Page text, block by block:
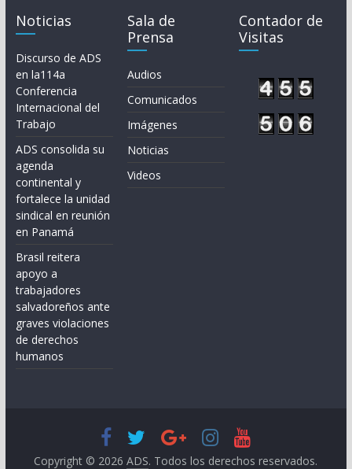
Noticias
Discurso de ADS
en la114a
Conferencia
Internacional del
Trabajo
ADS consolida su
agenda
continental y
fortalece la unidad
sindical en reunión
en Panamá
Brasil reitera
apoyo a
trabajadores
salvadoreños ante
graves violaciones
de derechos
humanos
Sala de
Prensa
Audios
Comunicados
Imágenes
Noticias
Videos
Contador de
Visitas
Copyright © 2026ADS. Todos los derechos reservados.